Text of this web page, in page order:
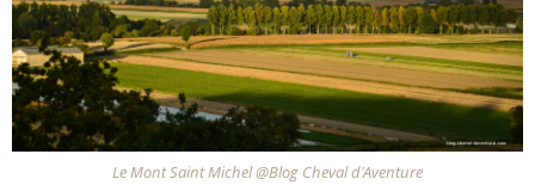
Le Mont Saint Michel @Blog Cheval d'Aventure